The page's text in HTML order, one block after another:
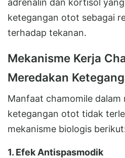
ketegangan otot sebagai
terhadap tekanan.
Mekanisme Kerja
Meredakan
Manfaat chamomile dalam
ketegangan otot tidak
mekanisme biologis
1. Efek Antispasmodik